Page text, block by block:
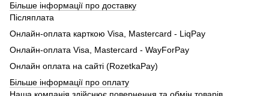
Більше інформації про доставку
Післяплата
Онлайн-оплата карткою Visa, Mastercard - LiqPay
Онлайн-оплата Visa, Mastercard - WayForPay
Онлайн оплата на сайті (RozetkaPay)
Більше інформації про оплату